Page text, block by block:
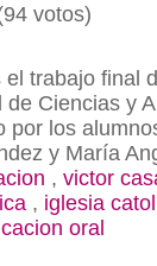
votos)
el trabajo final
Ciencias y
por los
y María
, victor
, iglesia
oral